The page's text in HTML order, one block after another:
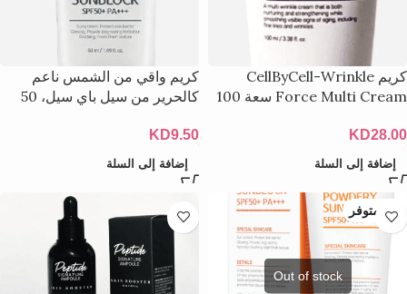
كريم CellByCell-Wrinkle
Force Multi Cream سعة 100
KD28.00
إضافة إلى السلة
كريم واقي من الشمس ناعم
كالحرير من سيل باي سيل، 50
KD9.50
إضافة إلى السلة
غير متوفر